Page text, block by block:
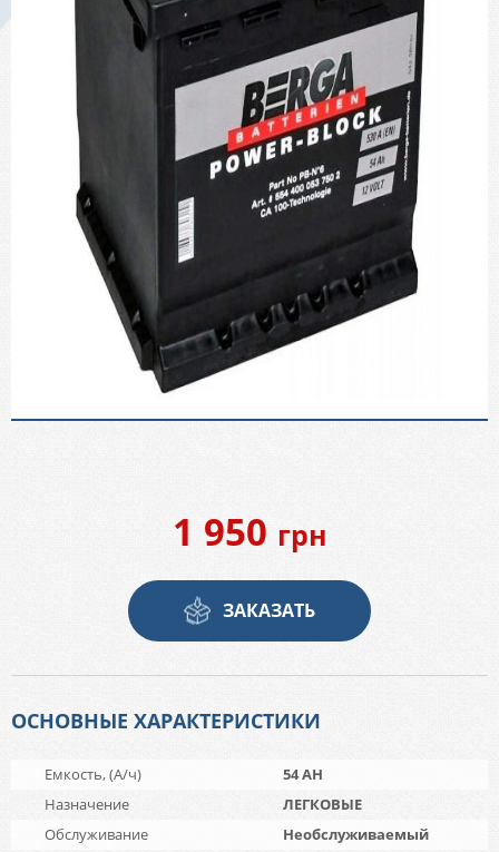
1 950 грн
ЗАКАЗАТЬ
ОСНОВНЫЕ ХАРАКТЕРИСТИКИ
Емкость, (А/ч)
54 AH
Назначение
ЛЕГКОВЫЕ
Обслуживание
Необслуживаемый